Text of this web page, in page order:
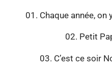
01. Chaque année, on
02. Petit
03. C’est ce soir